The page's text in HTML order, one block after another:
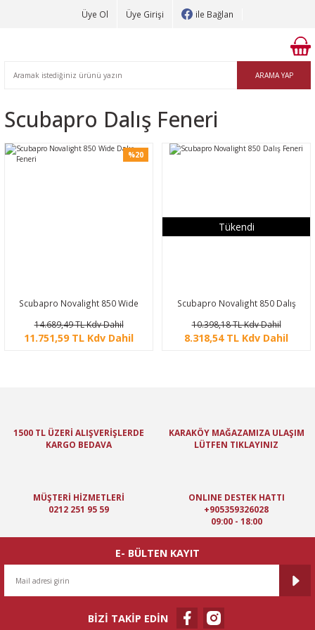
Üye Ol Üye Girişi ile Bağlan
ARAMA YAP
Scubapro Dalış Feneri
%20
Scubapro Novalight 850 Wide
Dalış Feneri
14.689,49 TL Kdv Dahil
11.751,59 TL Kdv Dahil
Tükendi
Scubapro Novalight 850 Dalış
10.398,18 TL Kdv Dahil
8.318,54 TL Kdv Dahil
1500 TL ÜZERİ ALIŞVERİŞLERDE
KARGO BEDAVA
KARAKÖY MAĞAZAMIZA ULAŞIM
LÜTFEN TIKLAYINIZ
MÜŞTERİ HİZMETLERİ
0212 251 95 59
ONLINE DESTEK HATTI
+905359326028
09:00 - 18:00
E- BÜLTEN KAYIT
BİZİ TAKİP EDİN